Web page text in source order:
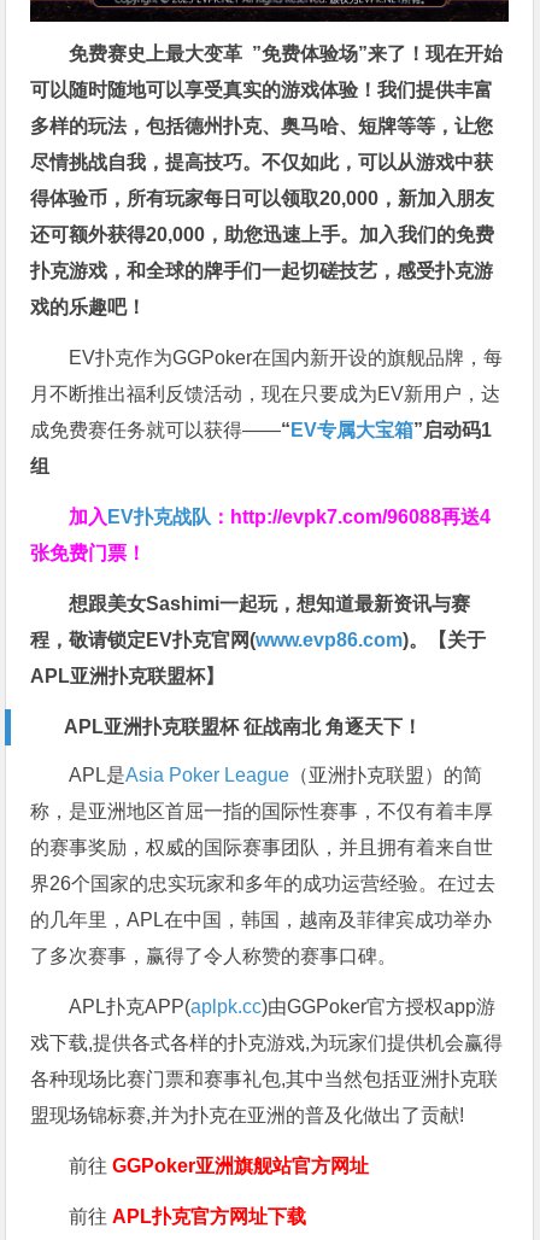
免费赛史上最大变革 ”免费体验场”来了！现在开始
可以随时随地可以享受真实的游戏体验！我们提供丰富
多样的玩法，包括德州扑克、奥马哈、短牌等等，让您
尽情挑战自我，提高技巧。不仅如此，可以从游戏中获
得体验币，所有玩家每日可以领取20,000，新加入朋友
还可额外获得20,000，助您迅速上手。 加入我们的免费
扑克游戏，和全球的牌手们一起切磋技艺，感受扑克游
戏的乐趣吧！
EV扑克作为GGPoker在国内新开设的旗舰品牌，每
月不断推出福利反馈活动，现在只要成为EV新用户，达
成免费赛任务就可以获得——“ EV专属大宝箱”启动码1
组
加入 EV扑克战队 ： http://evpk7.com/96088再送4
张免费门票！
想跟美女Sashimi一起玩，想知道最新资讯与赛
程，敬请锁定EV扑克官网(www.evp86.com)。
【关于
APL亚洲扑克联盟杯】
APL亚洲扑克联盟杯 征战南北 角逐天下！
APL是Asia Poker League （亚洲扑克联盟）的简
称，是亚洲地区首屈一指的国际性赛事，不仅有着丰厚
的赛事奖励，权威的国际赛事团队，并且拥有着来自世
界26个国家的忠实玩家和多年的成功运营经验。在过去
的几年里，APL在中国，韩国，越南及菲律宾成功举办
了多次赛事，赢得了令人称赞的赛事口碑。
APL扑克APP(aplpk.cc)由GGPoker官方授权app游
戏下载,提供各式各样的扑克游戏,为玩家们提供机会赢得
各种现场比赛门票和赛事礼包,其中当然包括亚洲扑克联
盟现场锦标赛,并为扑克在亚洲的普及化做出了贡献!
前往GGPoker亚洲旗舰站官方网址
前往APL扑克官方网址下载